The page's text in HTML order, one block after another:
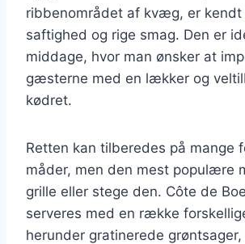
ribbenområdet af kvæg, er kendt
saftighed og rige smag. Den er
middage, hvor man ønsker at
gæsterne med en lækker og
kødret.
Retten kan tilberedes på mange
måder, men den mest populære
grille eller stege den. Côte de
serveres med en række
herunder gratinerede